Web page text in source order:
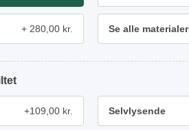
280,00 kr. Se alle materialer
+109,00 kr. Selvlysende